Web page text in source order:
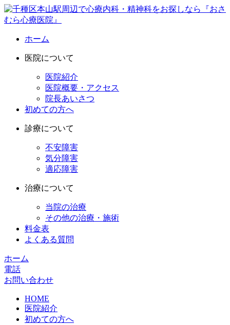
ホーム
医院について
医院紹介
医院概要・アクセス
院長あいさつ
初めての方へ
診療について
不安障害
気分障害
適応障害
治療について
当院の治療
その他の治療・施術
料金表
よくある質問
ホーム
電話
お問い合わせ
HOME
医院紹介
初めての方へ